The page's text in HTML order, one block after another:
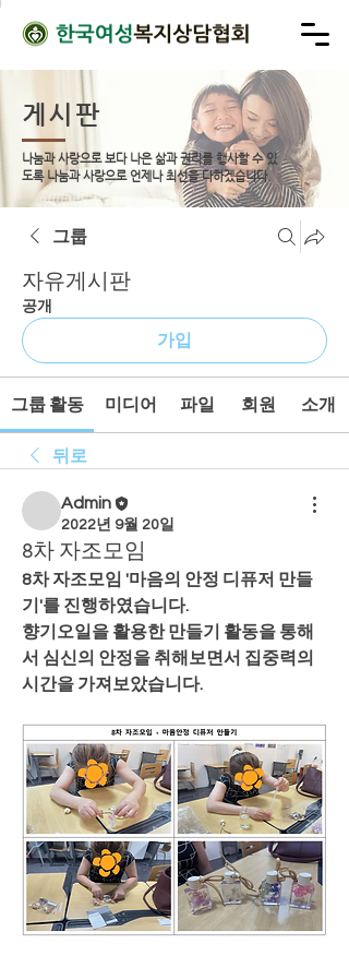
게시판
나눔과 사랑으로 보다 나은 삶과 권리를 행사할 수 있
도록 나눔과 사랑으로 언제나 최선을 다하겠습니다.
그룹
자유게시판
공개
가입
그룹 활동 미디어 파일 회원 소개
뒤로
Admin
2022년 9월 20일
8차 자조모임
8차 자조모임 '마음의 안정 디퓨저 만들
기'를 진행하였습니다.
향기오일을 활용한 만들기 활동을 통해
서 심신의 안정을 취해보면서 집중력의
시간을 가져보았습니다.